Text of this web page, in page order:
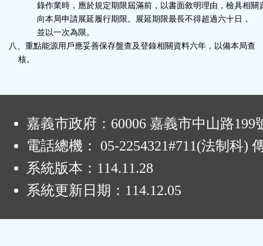
錄作業時，應於規定期限屆滿前，以書面敘明理由，檢具相關
向本局申請展延履行期限。展延期限最長不得超過六十日，
並以一次為限。
八、重點能源用戶應妥善保存盤查及登錄相關資料六年，以備本局查
核。
嘉義市政府：60006 嘉義市中山路199
電話總機： 05-2254321#711(法制科)
系統版本： 114.11.28
系統更新日期： 114.12.05